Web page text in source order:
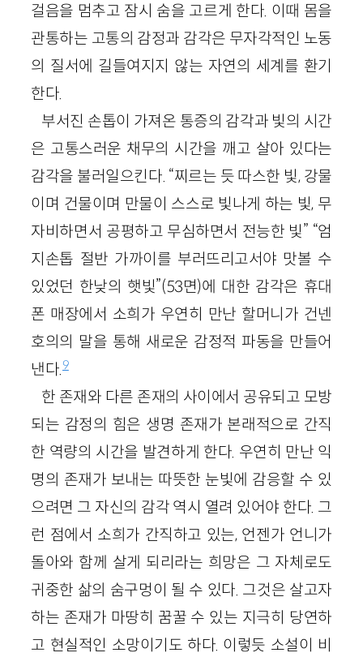
걸음을 멈추고 잠시 숨을 고르게 한다. 이때 몸을
관통하는 고통의 감정과 감각은 무자각적인 노동
의 질서에 길들여지지 않는 자연의 세계를 환기
한다.
부서진 손톱이 가져온 통증의 감각과 빛의 시간
은 고통스러운 채무의 시간을 깨고 살아 있다는
감각을 불러일으킨다. “찌르는 듯 따스한 빛, 강물
이며 건물이며 만물이 스스로 빛나게 하는 빛, 무
자비하면서 공평하고 무심하면서 전능한 빛” “엄
지손톱 절반 가까이를 부러뜨리고서야 맛볼 수
있었던 한낮의 햇빛”(53면)에 대한 감각은 휴대
폰 매장에서 소희가 우연히 만난 할머니가 건넨
호의의 말을 통해 새로운 감정적 파동을 만들어
낸다.9
한 존재와 다른 존재의 사이에서 공유되고 모방
되는 감정의 힘은 생명 존재가 본래적으로 간직
한 역량의 시간을 발견하게 한다. 우연히 만난 익
명의 존재가 보내는 따뜻한 눈빛에 감응할 수 있
으려면 그 자신의 감각 역시 열려 있어야 한다. 그
런 점에서 소희가 간직하고 있는, 언젠가 언니가
돌아와 함께 살게 되리라는 희망은 그 자체로도
귀중한 삶의 숨구멍이 될 수 있다. 그것은 살고자
하는 존재가 마땅히 꿈꿀 수 있는 지극히 당연하
고 현실적인 소망이기도 하다. 이렇듯 소설이 비